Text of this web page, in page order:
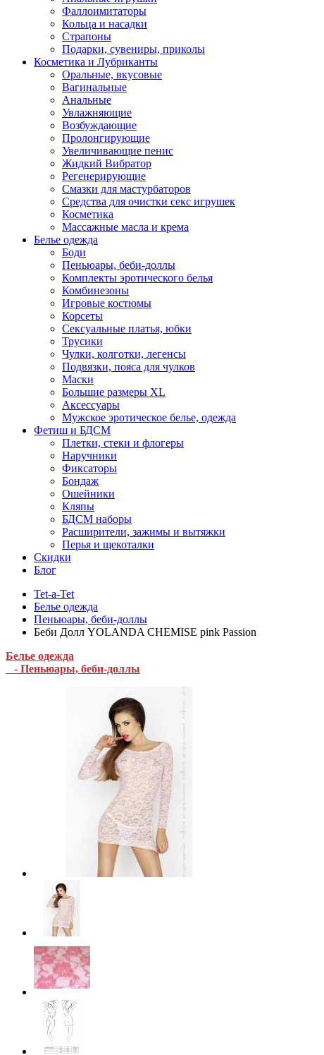
Фаллоимитаторы
Кольца и насадки
Страпоны
Подарки, сувениры, приколы
Косметика и Лубриканты
Оральные, вкусовые
Вагинальные
Анальные
Увлажняющие
Возбуждающие
Пролонгирующие
Увеличивающие пенис
Жидкий Вибратор
Регенерирующие
Смазки для мастурбаторов
Средства для очистки секс игрушек
Косметика
Массажные масла и крема
Белье одежда
Боди
Пеньюары, беби-доллы
Комплекты эротического белья
Комбинезоны
Игровые костюмы
Корсеты
Сексуальные платья, юбки
Трусики
Чулки, колготки, легенсы
Подвязки, пояса для чулков
Маски
Большие размеры XL
Аксессуары
Мужское эротическое белье, одежда
Фетиш и БДСМ
Плетки, стеки и флогеры
Наручники
Фиксаторы
Бондаж
Ошейники
Кляпы
БДСМ наборы
Расширители, зажимы и вытяжки
Перья и щекоталки
Скидки
Блог
Tet-a-Tet
Белье одежда
Пеньюары, беби-доллы
Беби Долл YOLANDA CHEMISE pink Passion
Белье одежда
- Пеньюары, беби-доллы